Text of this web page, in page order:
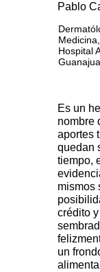
Pablo
Hospital
Es un
nombre
aportes
quedan
tiempo,
mismos
crédito
un